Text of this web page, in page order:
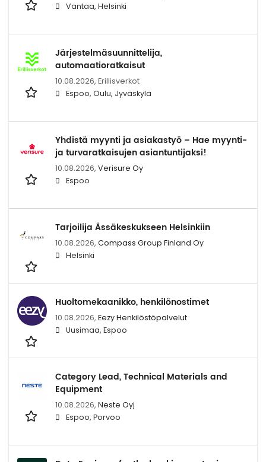
Vantaa, Helsinki
Järjestelmäsuunnittelija,
automaatioratkaisut
10.08.2026, Erillisverkot
Espoo, Oulu, Jyväskylä
Yhdistä myynti ja asiakastyö – Hae myynti-
ja turvaratkaisujen asiantuntijaksi!
10.08.2026, Verisure Oy
Espoo
Tarjoilija Ässäkeskukseen Helsinkiin
10.08.2026, Compass Group Finland Oy
Helsinki
Huoltomekaanikko, henkilönostimet
10.08.2026, Eezy Henkilöstöpalvelut
Uusimaa, Espoo
Category Lead, Technical Materials and
Equipment
10.08.2026, Neste Oyj
Espoo, Porvoo